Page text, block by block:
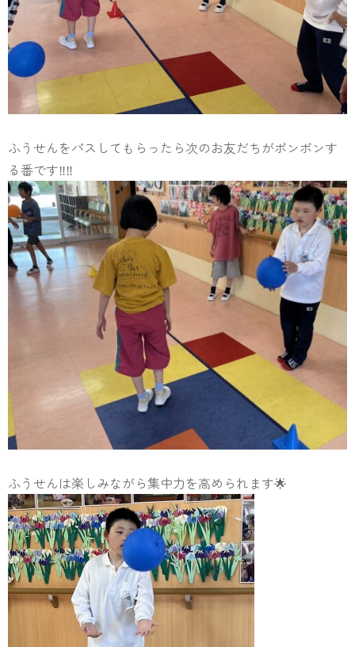
ふうせんをパスしてもらったら次のお友だちがポンポンす
る番です‼️‼️
ふうせんは楽しみながら集中力を高められます🌟